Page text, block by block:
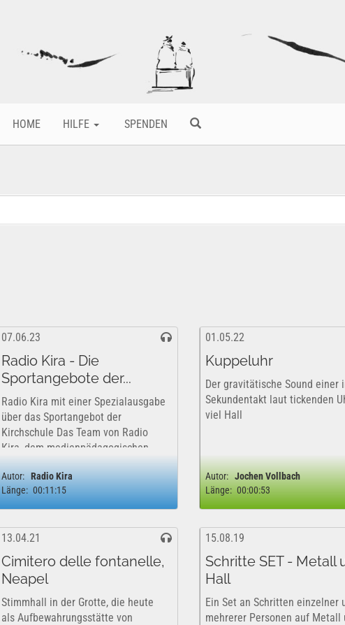
HOME HILFE SPENDEN
07.06.23
Radio Kira - Die
Sportangebote der...
Radio Kira mit einer Spezialausgabe
über das Sportangebot der
Kirchschule Das Team von Radio
Kira, dem medienpädagogischen
Radioprojekt aus der Kirchschule
Papenburg, hat in dieser Ausgabe
die Sportangebote der Schule
genauer unter die Lupe...
Autor: Radio Kira
Länge: 00:11:15
01.05.22
Kuppeluhr
Der gravitätische Sound einer
Sekundentakt laut tickenden
viel Hall
Autor: Jochen Vollbach
Länge: 00:00:53
13.04.21
Cimitero delle fontanelle,
Neapel
Stimmhall in der Grotte, die heute
als Aufbewahrungsstätte von
15.08.19
Schritte SET - Metall
Hall
Ein Set an Schritten einzelner
mehrerer Personen auf Metall